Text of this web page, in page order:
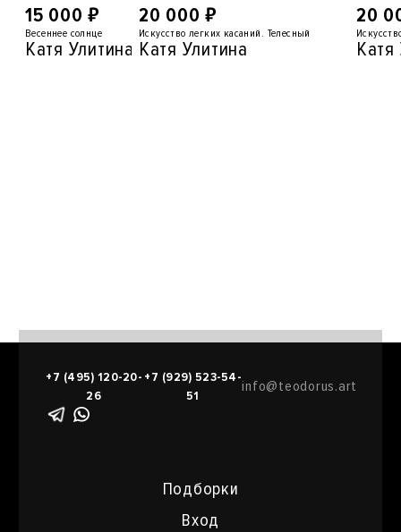
15 000₽
Весеннее солнце
Катя Улитина
20 000₽
Искусство легких касаний. Телесный
Катя Улитина
20
Катя
Подборки
Вход
+7 (495) 120-20-
26
+7 (929) 523-54-
51
info@teodorus.art